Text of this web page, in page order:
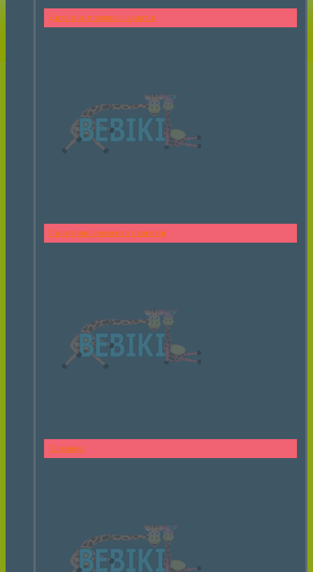
Дитячі комплекси з канатів
Спортивні елементи з канатів
Тарзанка